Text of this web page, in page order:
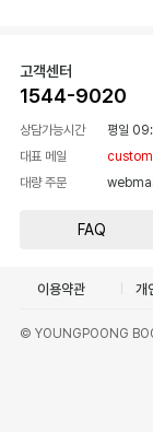
고객센터
1544-9020
상담가능시간 평일
대표 메일
대량 주문
FAQ
이용약관 개
© YOUNGPOONG